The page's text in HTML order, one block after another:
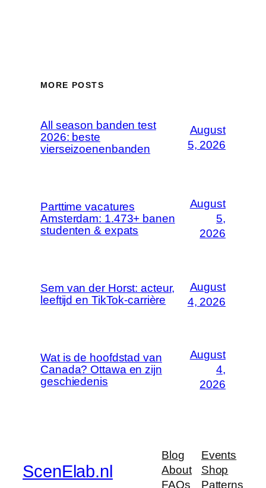
MORE POSTS
All season banden test
2026: beste
vierseizoenenbanden
August
5, 2026
Parttime vacatures
Amsterdam: 1.473+ banen
studenten & expats
August
5,
2026
Sem van der Horst: acteur,
leeftijd en TikTok-carrière
August
4, 2026
Wat is de hoofdstad van
Canada? Ottawa en zijn
geschiedenis
August
4,
2026
ScenElab.nl
Blog
About
FAQs
Events
Shop
Patterns